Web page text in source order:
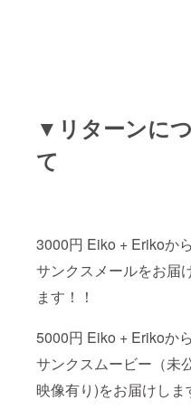
▼リターンに
て
3000円 Eiko + Erikoか
サンクスメールをお届
ます！！
5000円 Eiko + Erikoか
サンクスムービー（未
映像有り)をお届けしま